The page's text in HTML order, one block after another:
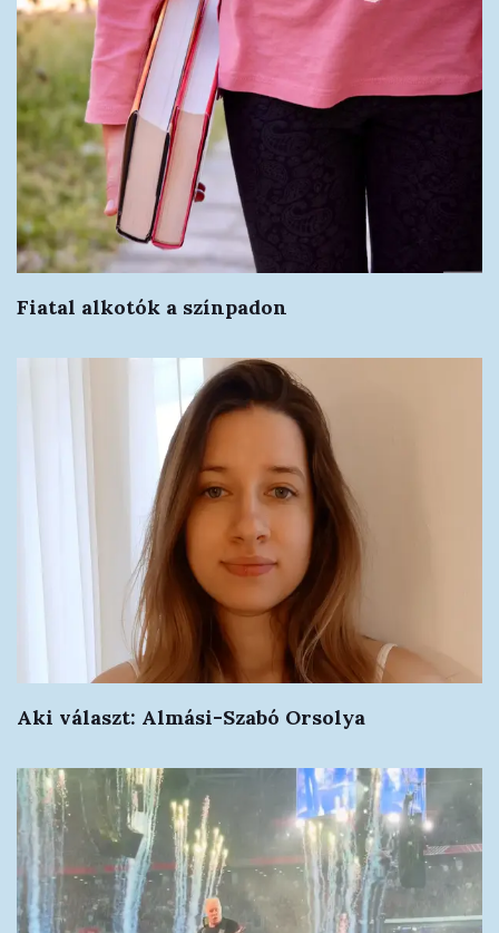
Fiatal alkotók a színpadon
Aki választ: Almási-Szabó Orsolya